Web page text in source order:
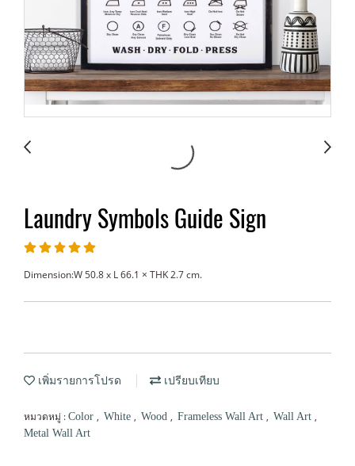
Laundry Symbols Guide Sign
Dimension:W 50.8 x L 66.1 × THK 2.7 cm.
เพิ่มรายการโปรด เปรียบเทียบ
หมวดหมู่ : Color , White , Wood , Frameless Wall Art , Wall Art ,
Metal Wall Art